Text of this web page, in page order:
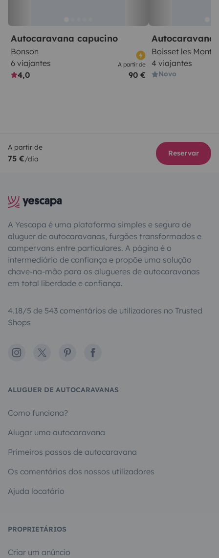
Autocaravana capucino
Bonson
6 viajantes
4,0
A partir de
90 €
Autocaravana
Boisset les
4 viajantes
Novo
A partir de
75 €/dia
Reservar
A Yescapa é uma plataforma simples e segura de
aluguer de autocaravanas, furgões transformados e
campervans entre particulares. A página é o
intermediário de confiança e propõe uma solução
chave-na-mão para os alugueres de autocaravanas
em total liberdade e confiança.
4.18/5 de 543 comentários de utilizadores no Trusted
Shops
Instagram
X PinterestFacebook
ALUGUER DE AUTOCARAVANAS
Como funciona?
Alugar uma autocaravana
Primeiros passos de autocaravana
Os comentários dos nossos utilizadores
Ajuda locatário
PROPRIETÁRIOS
Criar um anúncio